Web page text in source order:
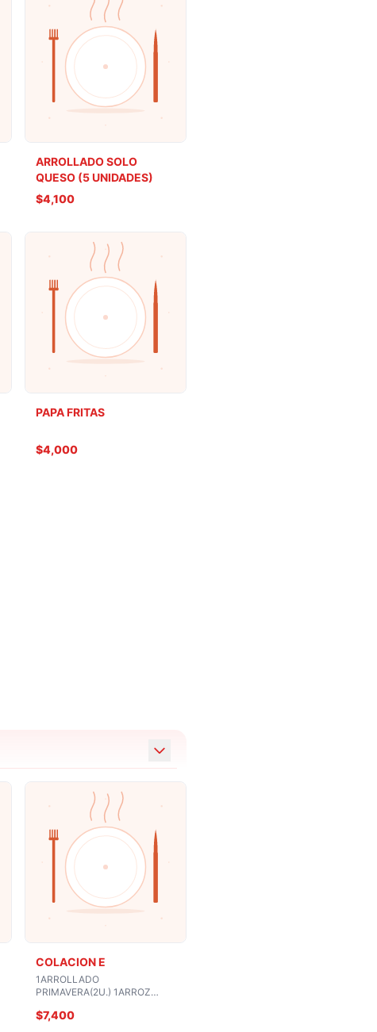
ARROLLADO SOLO
QUESO (5 UNIDADES)
$4,100
PAPA FRITAS
$4,000
COLACION E
1ARROLLADO
PRIMAVERA(2U.) 1ARROZ
POLLO O CERDO
$7,400